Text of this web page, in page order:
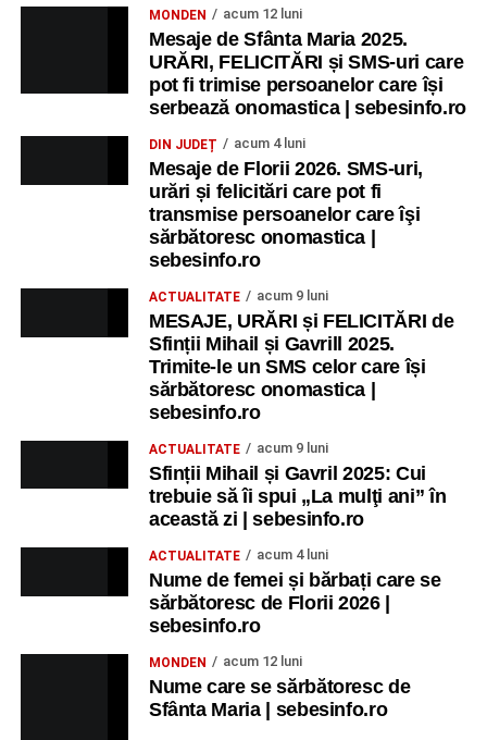
MONDEN acum 12 luni
Mesaje de Sfânta Maria 2025.
URĂRI, FELICITĂRI și SMS-uri care
pot fi trimise persoanelor care își
serbează onomastica | sebesinfo.ro
DIN JUDEȚ acum 4 luni
Mesaje de Florii 2026. SMS-uri,
urări și felicitări care pot fi
transmise persoanelor care îşi
sărbătoresc onomastica |
sebesinfo.ro
ACTUALITATE acum 9 luni
MESAJE, URĂRI și FELICITĂRI de
Sfinții Mihail și Gavrill 2025.
Trimite-le un SMS celor care își
sărbătoresc onomastica |
sebesinfo.ro
ACTUALITATE acum 9 luni
Sfinții Mihail și Gavril 2025: Cui
trebuie să îi spui „La mulţi ani” în
această zi | sebesinfo.ro
ACTUALITATE acum 4 luni
Nume de femei și bărbați care se
sărbătoresc de Florii 2026 |
sebesinfo.ro
MONDEN acum 12 luni
Nume care se sărbătoresc de
Sfânta Maria | sebesinfo.ro